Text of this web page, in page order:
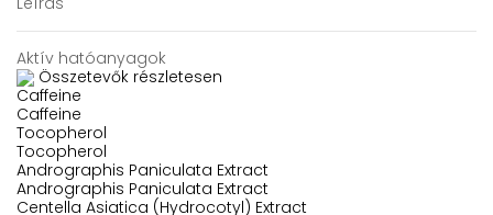
Aktív hatóanyagok
Összetevők részletesen
Caffeine
Caffeine
Tocopherol
Tocopherol
Andrographis Paniculata Extract
Andrographis Paniculata Extract
Centella Asiatica (Hydrocotyl) Extract